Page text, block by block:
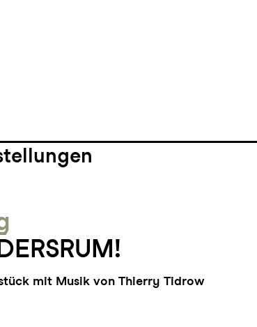
mit Musik von Thierry Tidrow